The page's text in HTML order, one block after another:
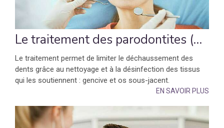
Le traitement des parodontites (déchaussement des dents)
Le traitement permet de limiter le déchaussement des
dents grâce au nettoyage et à la désinfection des tissus
qui les soutiennent : gencive et os sous-jacent.
EN SAVOIR PLUS